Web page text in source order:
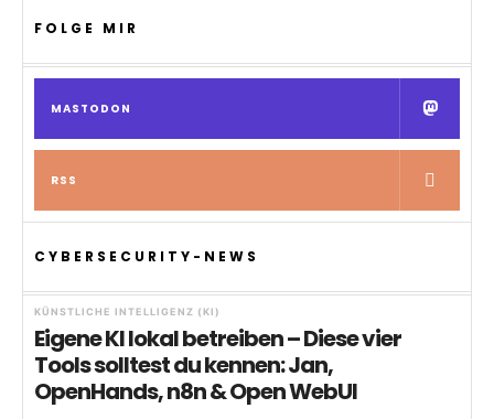
FOLGE MIR
MASTODON
RSS
CYBERSECURITY-NEWS
KÜNSTLICHE INTELLIGENZ (KI)
Eigene KI lokal betreiben – Diese vier
Tools solltest du kennen: Jan,
OpenHands, n8n & Open WebUI